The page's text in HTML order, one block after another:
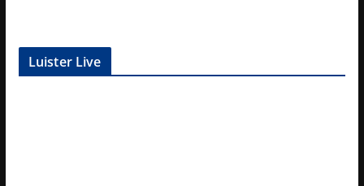
Luister Live